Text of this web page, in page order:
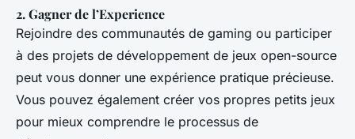
2. Gagner de l’Experience
Rejoindre des communautés de gaming ou participer
à des projets de développement de jeux open-source
peut vous donner une expérience pratique précieuse.
Vous pouvez également créer vos propres petits jeux
pour mieux comprendre le processus de